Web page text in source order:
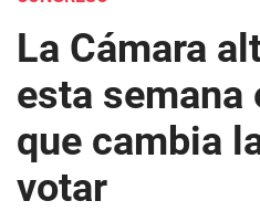
La Cámara
esta semana
que cambia
votar